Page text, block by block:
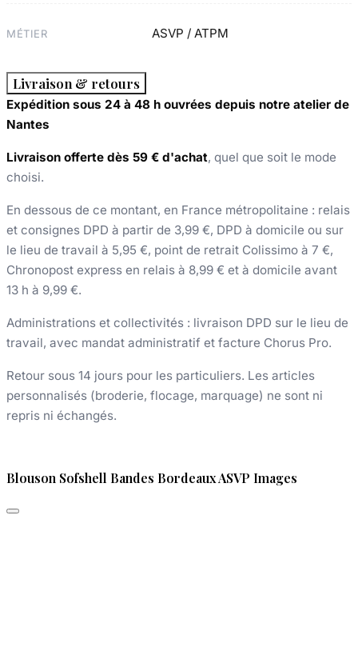
MÉTIER ASVP / ATPM
Livraison & retours
Expédition sous 24 à 48 h ouvrées depuis notre atelier de
Nantes
Livraison offerte dès 59 € d'achat, quel que soit le mode
choisi.
En dessous de ce montant, en France métropolitaine : relais
et consignes DPD à partir de 3,99 €, DPD à domicile ou sur
le lieu de travail à 5,95 €, point de retrait Colissimo à 7 €,
Chronopost express en relais à 8,99 € et à domicile avant
13 h à 9,99 €.
Administrations et collectivités : livraison DPD sur le lieu de
travail, avec mandat administratif et facture Chorus Pro.
Retour sous 14 jours pour les particuliers. Les articles
personnalisés (broderie, flocage, marquage) ne sont ni
repris ni échangés.
Blouson Sofshell Bandes Bordeaux ASVP Images